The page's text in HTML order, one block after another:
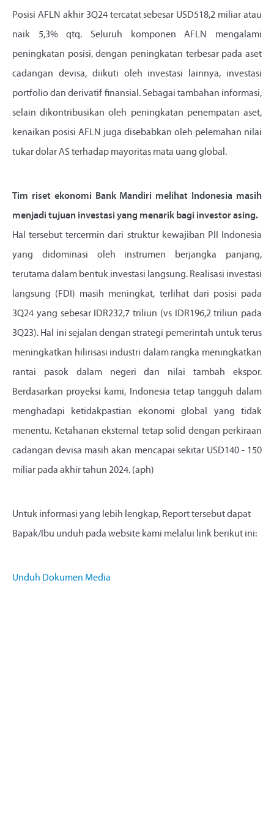
Posisi AFLN akhir 3Q24 tercatat sebesar USD518,2 miliar atau
naik 5,3% qtq. Seluruh komponen AFLN mengalami
peningkatan posisi, dengan peningkatan terbesar pada aset
cadangan devisa, diikuti oleh investasi lainnya, investasi
portfolio dan derivatif finansial. Sebagai tambahan informasi,
selain dikontribusikan oleh peningkatan penempatan aset,
kenaikan posisi AFLN juga disebabkan oleh pelemahan nilai
tukar dolar AS terhadap mayoritas mata uang global.
Tim riset ekonomi Bank Mandiri melihat Indonesia masih
menjadi tujuan investasi yang menarik bagi investor asing.
Hal tersebut tercermin dari struktur kewajiban PII Indonesia
yang didominasi oleh instrumen berjangka panjang,
terutama dalam bentuk investasi langsung. Realisasi investasi
langsung (FDI) masih meningkat, terlihat dari posisi pada
3Q24 yang sebesar IDR232,7 triliun (vs IDR196,2 triliun pada
3Q23). Hal ini sejalan dengan strategi pemerintah untuk terus
meningkatkan hilirisasi industri dalam rangka meningkatkan
rantai pasok dalam negeri dan nilai tambah ekspor.
Berdasarkan proyeksi kami, Indonesia tetap tangguh dalam
menghadapi ketidakpastian ekonomi global yang tidak
menentu. Ketahanan eksternal tetap solid dengan perkiraan
cadangan devisa masih akan mencapai sekitar USD140 - 150
miliar pada akhir tahun 2024. (aph)
Untuk informasi yang lebih lengkap, Report tersebut dapat
Bapak/Ibu unduh pada website kami melalui link berikut ini:
Unduh Dokumen Media